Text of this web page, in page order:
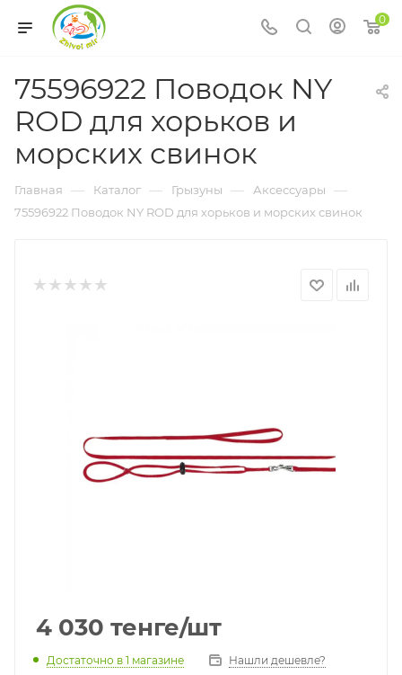
0
75596922 Поводок NY
ROD для хорьков и
морcких свинок
Главная — Каталог — Грызуны — Аксессуары —
75596922 Поводок NY ROD для хорьков и морcких свинок
4 030 тенге/шт
Достаточно в 1 магазине Нашли дешевле?